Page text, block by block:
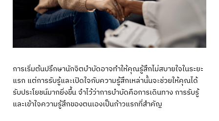
การเริ่มต้นปรึกษานักจิตบำบัดอาจทำให้คุณรู้สึกไม่สบายใจในระยะ
แรก แต่การรับรู้และเปิดใจกับความรู้สึกเหล่านั้นจะช่วยให้คุณได้
รับประโยชน์มากยิ่งขึ้น จำไว้ว่าการบำบัดคือการเดินทาง การรับรู้
และเข้าใจความรู้สึกของตนเองเป็นก้าวแรกที่สำคัญ